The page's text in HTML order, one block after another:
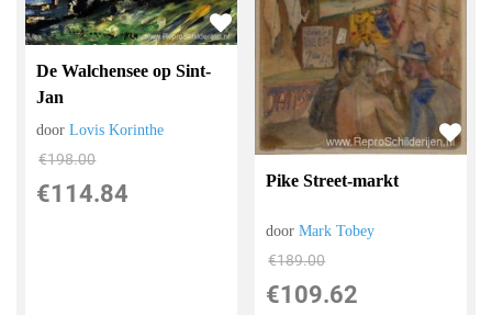
De Walchensee op Sint-
Jan
doorLovis Korinthe
€198.00
€114.84 Pike Street-markt
doorMark Tobey
€189.00
€109.62